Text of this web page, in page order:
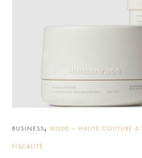
BUSINESS, MODE – HAUTE COUTURE &
FISCALITÉ